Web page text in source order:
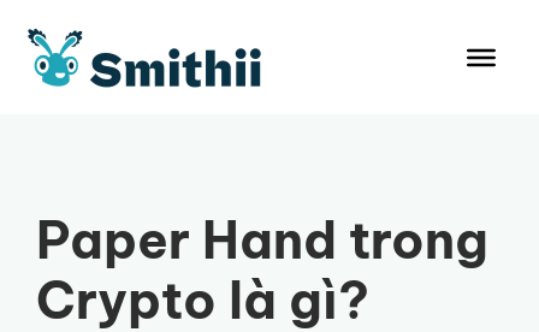
đến
Paper Hand trong
Crypto là gì?